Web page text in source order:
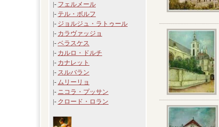
|- フェルメール
|- テル・ボルフ
|- ジョルジュ・ラトゥール
|- カラヴァッジョ
|- ベラスケス
|- カルロ・ドルチ
|- カナレット
|- スルバラン
|- ムリーリョ
|- ニコラ・プッサン
|- クロード・ロラン